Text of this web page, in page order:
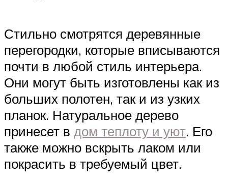
Стильно смотрятся деревянные
перегородки, которые вписываются
почти в любой стиль интерьера.
Они могут быть изготовлены как из
больших полотен, так и из узких
планок. Натуральное дерево
принесет в дом теплоту и уют. Его
также можно вскрыть лаком или
покрасить в требуемый цвет.